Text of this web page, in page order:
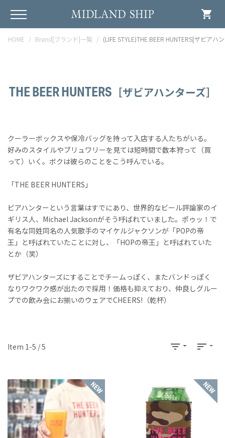
shopping_cart
HOME Brand[ブランド]一覧 (LIFE STYLE)THE BEER HUNTERS[ザビアハ
THE BEER HUNTERS ［ザビアハンターズ］
クーラーボックスや保冷バッグを持って入店する人たちがいる。
好みのスタイルやブリュワリーを見ては短時間で数本狩って（買
って）いく。ボクは彼らのことをこう呼んでいる。
「THE BEER HUNTERS」
ビアハンターという言葉はすでにあり、世界的なビール評論家のイ
ギリス人、Michael Jacksonがそう呼ばれていました。ポゥッ！で
有名な同姓同名の人気歌手のマイケルジャクソンが「POPの帝
王」と呼ばれていたことに対し、「HOPの帝王」と呼ばれていた
とか（笑）
ザビアハンターズにすることでチームっぽく、またバンドっぽく
なりワクワク感が出たので採用！価格も抑えており、仲良しグルー
プでの飲み会にお揃いのウェアでCHEERS!（乾杯）
Item 1-5 / 5 filter_list sort